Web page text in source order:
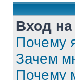
Вход
Почему
Зачем
Почему